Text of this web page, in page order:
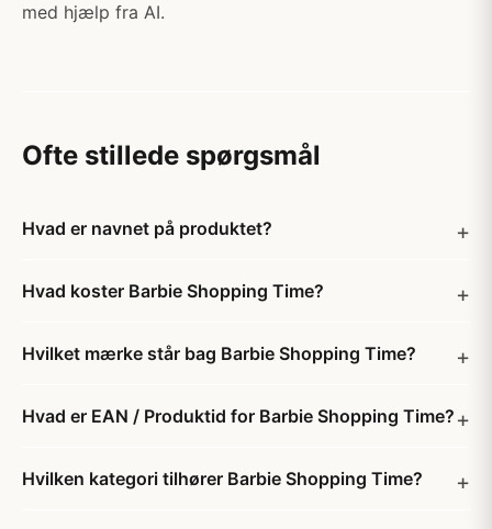
med hjælp fra AI.
Ofte stillede spørgsmål
Hvad er navnet på produktet?
Hvad koster Barbie Shopping Time?
Hvilket mærke står bag Barbie Shopping Time?
Hvad er EAN / Produktid for Barbie Shopping Time?
Hvilken kategori tilhører Barbie Shopping Time?